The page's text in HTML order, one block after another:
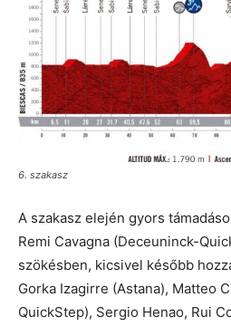
6. szakasz
A szakasz elején gyors
Remi Cavagna (Deceuninck-
szökésben, kicsivel később
Gorka Izagirre (Astana), Matteo
QuickStep), Sergio Henao, Rui